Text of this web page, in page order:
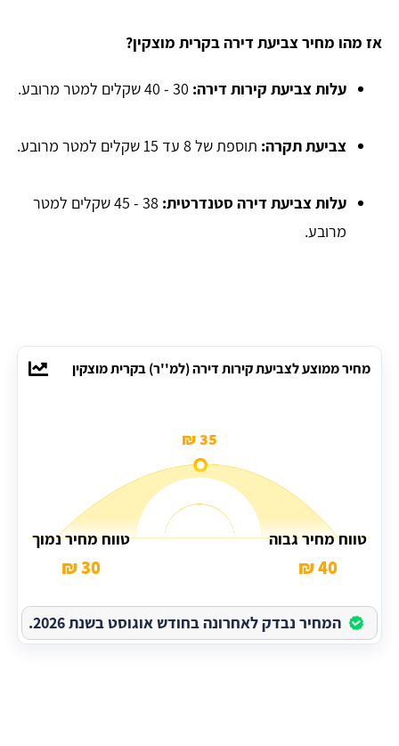
אז מהו מחיר צביעת דירה בקרית מוצקין?
עלות צביעת קירות דירה: 30 - 40 שקלים למטר מרובע.
צביעת תקרה: תוספת של 8 עד 15 שקלים למטר מרובע.
עלות צביעת דירה סטנדרטית:
38 - 45 שקלים למטר
מרובע.
מחיר ממוצע לצביעת קירות דירה (למ''ר) בקרית מוצקין
35 ₪
טווח מחיר גבוה
40 ₪
טווח מחיר נמוך
30 ₪
המחיר נבדק לאחרונה בחודש אוגוסט בשנת 2026.